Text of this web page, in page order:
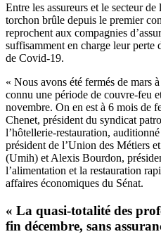
Entre les assureurs et le secteur
torchon brûle depuis le premier
reprochent aux compagnies
suffisamment en charge leur perte
de Covid-19.
« Nous avons été fermés de mars
connu une période de couvre-feu
novembre. On en est à 6 mois de
Chenet, président du syndicat
l’hôtellerie-restauration,
président de l’Union des Métiers
(Umih) et Alexis Bourdon,
l’alimentation et la restauration
affaires économiques du Sénat.
« La quasi-totalité des
fin décembre, sans